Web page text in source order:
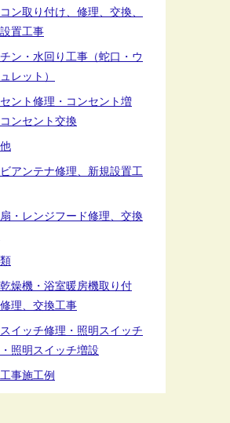
ン取り付け、修理、交換、
置工事
ン・水回り工事（蛇口・ウ
レット）
ント修理・コンセント増
ンセント交換
アンテナ修理、新規設置工
・レンジフード修理、交換
燥機・浴室暖房機取り付
理、交換工事
イッチ修理・照明スイッチ
照明スイッチ増設
事施工例